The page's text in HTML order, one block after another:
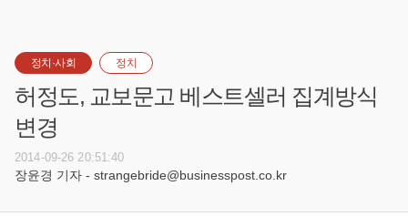
정치·사회 정치
허정도, 교보문고 베스트셀러 집계방식
변경
2014-09-26 20:51:40
장윤경 기자 - strangebride@businesspost.co.kr